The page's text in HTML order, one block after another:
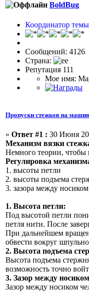
BoldBug
Координатор темы
Сообщений: 4126
Страна:
Репутация 111
Мое имя:
Пропуски стежков на
« Ответ #1 : 30 Июня
Механизм вязки
Немного теории, чтобы
Регулировка
1. высоты петли
2. высоты подъема
3. зазора между
1. Высота петли:
Под высотой петли
петля нити. После
При дальнейшем
обвести вокруг
2. Высота подъема
Высота подъема
возможность точно
3. Зазор между
Зазор между носиком